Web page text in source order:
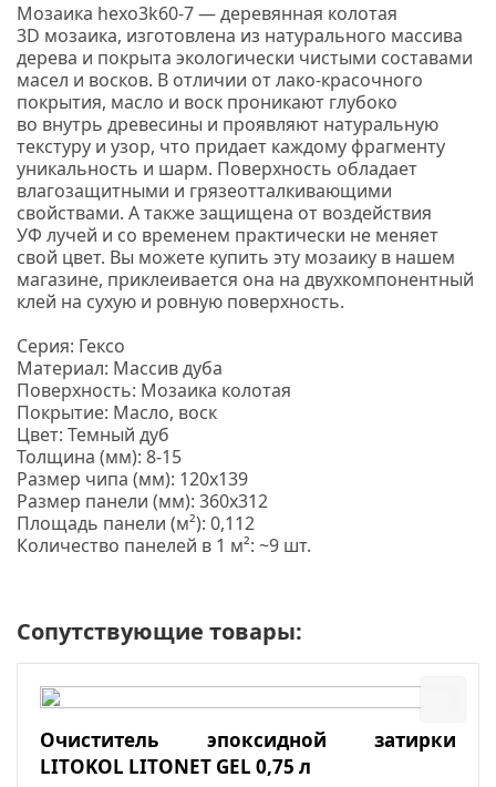
Мозаика hexo3k60-7 — деревянная колотая
3D мозаика, изготовлена из натурального массива
дерева и покрыта экологически чистыми составами
масел и восков. В отличии от лако-красочного
покрытия, масло и воск проникают глубоко
во внутрь древесины и проявляют натуральную
текстуру и узор, что придает каждому фрагменту
уникальность и шарм. Поверхность обладает
влагозащитными и грязеотталкивающими
свойствами. А также защищена от воздействия
УФ лучей и со временем практически не меняет
свой цвет. Вы можете купить эту мозаику в нашем
магазине, приклеивается она на двухкомпонентный
клей на сухую и ровную поверхность.
Серия: Гексо
Материал: Массив дуба
Поверхность: Мозаика колотая
Покрытие: Масло, воск
Цвет: Темный дуб
Толщина (мм): 8-15
Размер чипа (мм): 120х139
Размер панели (мм): 360х312
Площадь панели (м²): 0,112
Количество панелей в 1 м²: ~9 шт.
Сопутствующие товары:
Очиститель эпоксидной затирки
LITOKOL LITONET GEL 0,75 л